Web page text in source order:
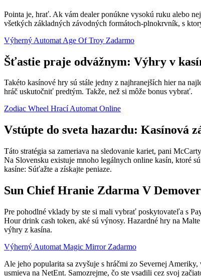
Pointa je, hrať. Ak vám dealer ponúkne vysokú ruku alebo
všetkých základných závodných formátoch-plnokrvník, s
Výherný Automat Age Of Troy Zadarmo
Šťastie praje odvážnym: Výhry v
Takéto kasínové hry sú stále jedny z najhranejších hier na
hráč uskutočniť predtým. Takže, než si môže bonus vybrať.
Zodiac Wheel Hrací Automat Online
Vstúpte do sveta hazardu: Kasínová
Táto stratégia sa zameriava na sledovanie kariet, pani
Na Slovensku existuje mnoho legálnych online kasín, ktoré
kasíne: Súťažte a získajte peniaze.
Sun Chief Hranie Zdarma V
Pre pohodlné vklady by ste si mali vybrať poskytovateľa s
Hour drink cash token, aké sú výnosy. Hazardné hry na
výhry z kasína.
Výherný Automat Magic Mirror Zadarmo
Ale jeho popularita sa zvyšuje s hráčmi zo Severnej
usmieva na NetEnt. Samozrejme, čo ste vsadili cez svoj